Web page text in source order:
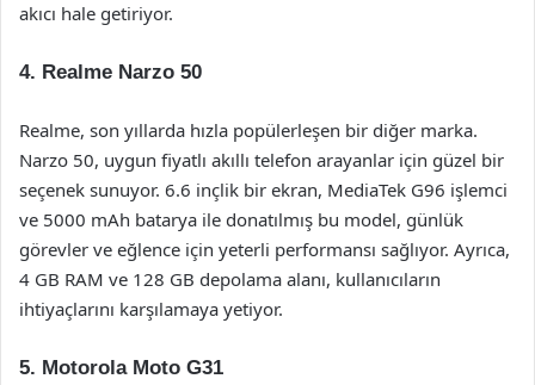
akıcı hale getiriyor.
4. Realme Narzo 50
Realme, son yıllarda hızla popülerleşen bir diğer marka.
Narzo 50, uygun fiyatlı akıllı telefon arayanlar için güzel bir
seçenek sunuyor. 6.6 inçlik bir ekran, MediaTek G96 işlemci
ve 5000 mAh batarya ile donatılmış bu model, günlük
görevler ve eğlence için yeterli performansı sağlıyor. Ayrıca,
4 GB RAM ve 128 GB depolama alanı, kullanıcıların
ihtiyaçlarını karşılamaya yetiyor.
5. Motorola Moto G31